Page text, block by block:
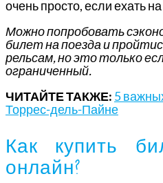
очень просто, если ехать
Можно попробовать
билет на поезда и
рельсам, но это только
ограниченный.
ЧИТАЙТЕ ТАКЖЕ: 5
Торрес-дель-Пайне
Как купить
онлайн?